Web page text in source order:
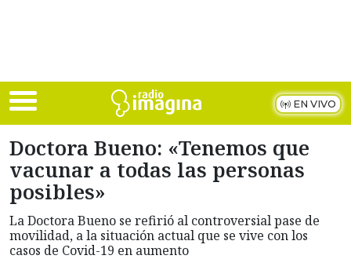
EN VIVO
Doctora Bueno: «Tenemos que
vacunar a todas las personas
posibles»
La Doctora Bueno se refirió al controversial pase de
movilidad, a la situación actual que se vive con los
casos de Covid-19 en aumento